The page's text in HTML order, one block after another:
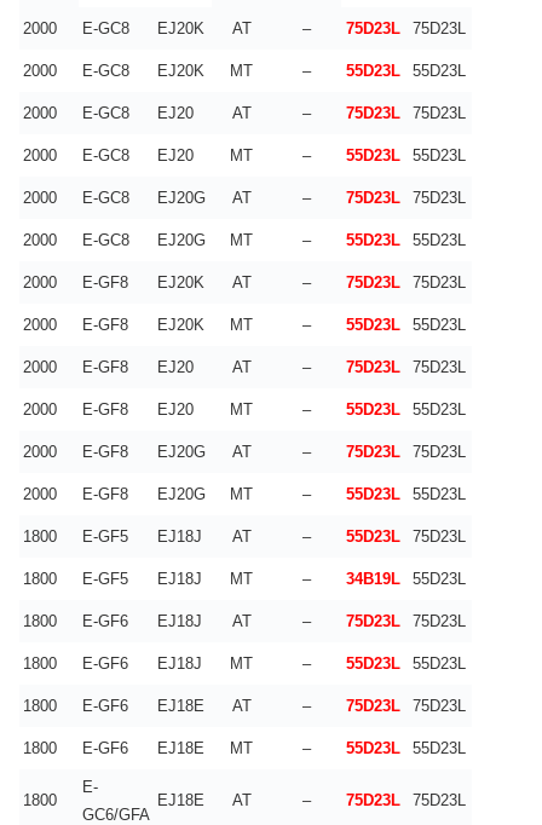
2000 E-GC8 EJ20K AT – 75D23L 75D23L
2000 E-GC8 EJ20K MT – 55D23L 55D23L
2000 E-GC8 EJ20 AT – 75D23L 75D23L
2000 E-GC8 EJ20 MT – 55D23L 55D23L
2000 E-GC8 EJ20G AT – 75D23L 75D23L
2000 E-GC8 EJ20G MT – 55D23L 55D23L
2000 E-GF8 EJ20K AT – 75D23L 75D23L
2000 E-GF8 EJ20K MT – 55D23L 55D23L
2000 E-GF8 EJ20 AT – 75D23L 75D23L
2000 E-GF8 EJ20 MT – 55D23L 55D23L
2000 E-GF8 EJ20G AT – 75D23L 75D23L
2000 E-GF8 EJ20G MT – 55D23L 55D23L
1800 E-GF5 EJ18J AT – 55D23L 75D23L
1800 E-GF5 EJ18J MT – 34B19L 55D23L
1800 E-GF6 EJ18J AT – 75D23L 75D23L
1800 E-GF6 EJ18J MT – 55D23L 55D23L
1800 E-GF6 EJ18E AT – 75D23L 75D23L
1800 E-GF6 EJ18E MT – 55D23L 55D23L
1800
E-
GC6/GFA
EJ18E AT – 75D23L 75D23L